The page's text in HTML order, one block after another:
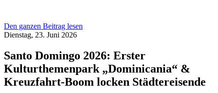
Den ganzen Beitrag lesen
Dienstag, 23. Juni 2026
Santo Domingo 2026: Erster
Kulturthemenpark „Dominicania“ &
Kreuzfahrt-Boom locken Städtereisende